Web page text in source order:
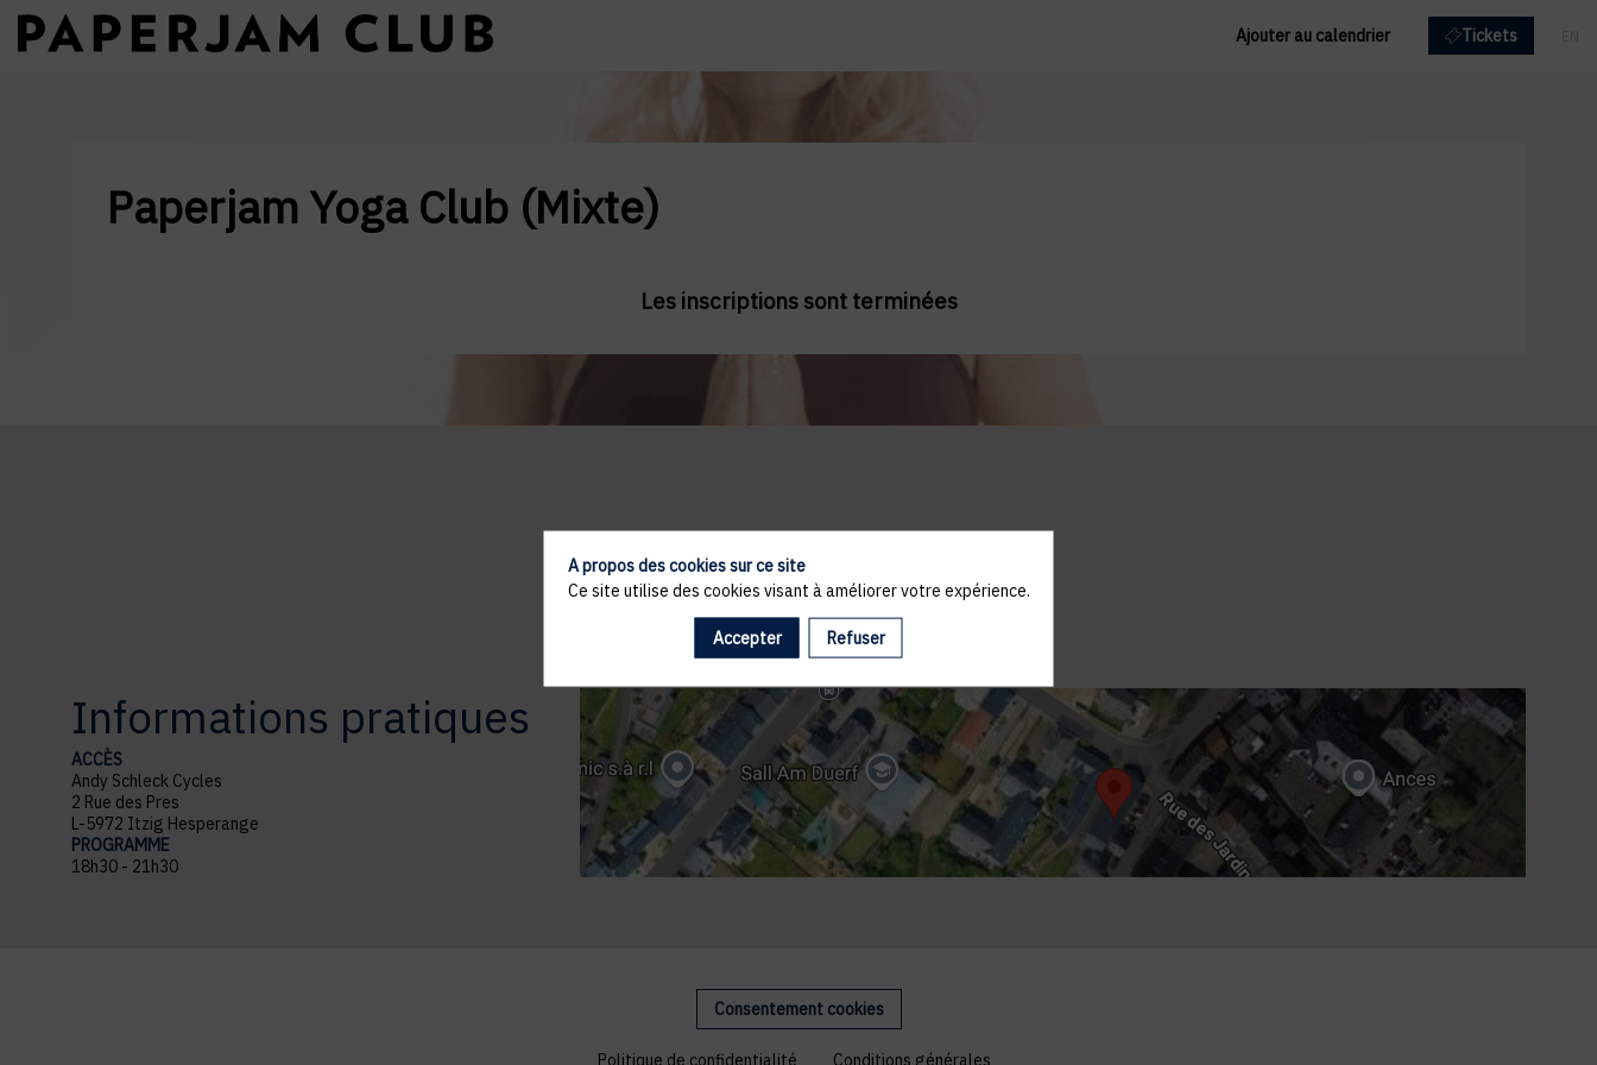
Ajouter au calendrier Tickets
Paperjam Yoga Club (Mixte)
Les inscriptions sont terminées
Informations pratiques
ACCÈS
Andy Schleck Cycles
2 Rue des Pres
L-5972 Itzig Hesperange
PROGRAMME
18h30 - 21h30
Consentement cookies
Politique de confidentialité Conditions générales
A propos des cookies sur ce site
Ce site utilise des cookies visant à améliorer votre expérience.
Accepter Refuser